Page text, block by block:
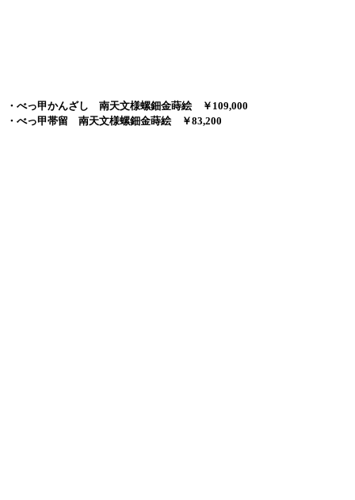
・べっ甲かんざし 南天文様螺鈿金蒔絵 ￥109,000
・べっ甲帯留 南天文様螺鈿金蒔絵 ￥83,200